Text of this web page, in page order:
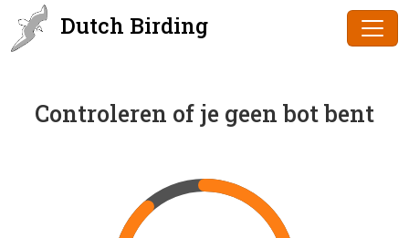
Dutch Birding
Controleren of je geen bot bent